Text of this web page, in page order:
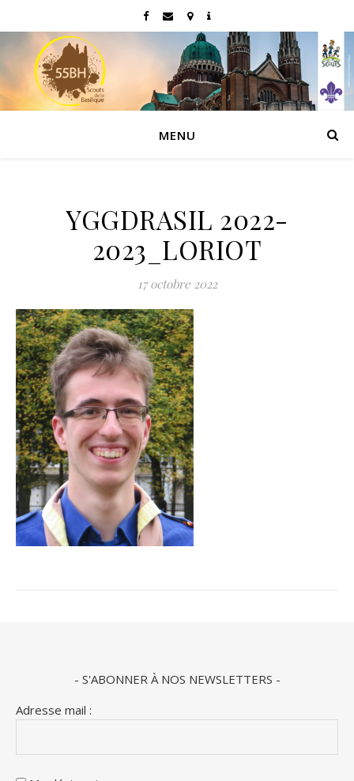
MENU
YGGDRASIL 2022-
2023_LORIOT
17 octobre 2022
- S'ABONNER À NOS NEWSLETTERS -
Adresse mail :